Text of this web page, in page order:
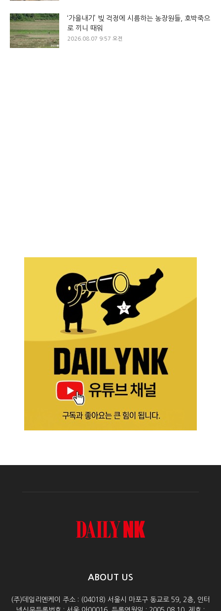
‘가을내기’ 빚 걱정에 시름하는 농장원들, 호박죽으
로 끼니 때워
2026.08.07 9:57 오전
ABOUT US
(주)데일리엔케이 주소 : (04018) 서울시 마포구 동교로 59, 2층, 인터